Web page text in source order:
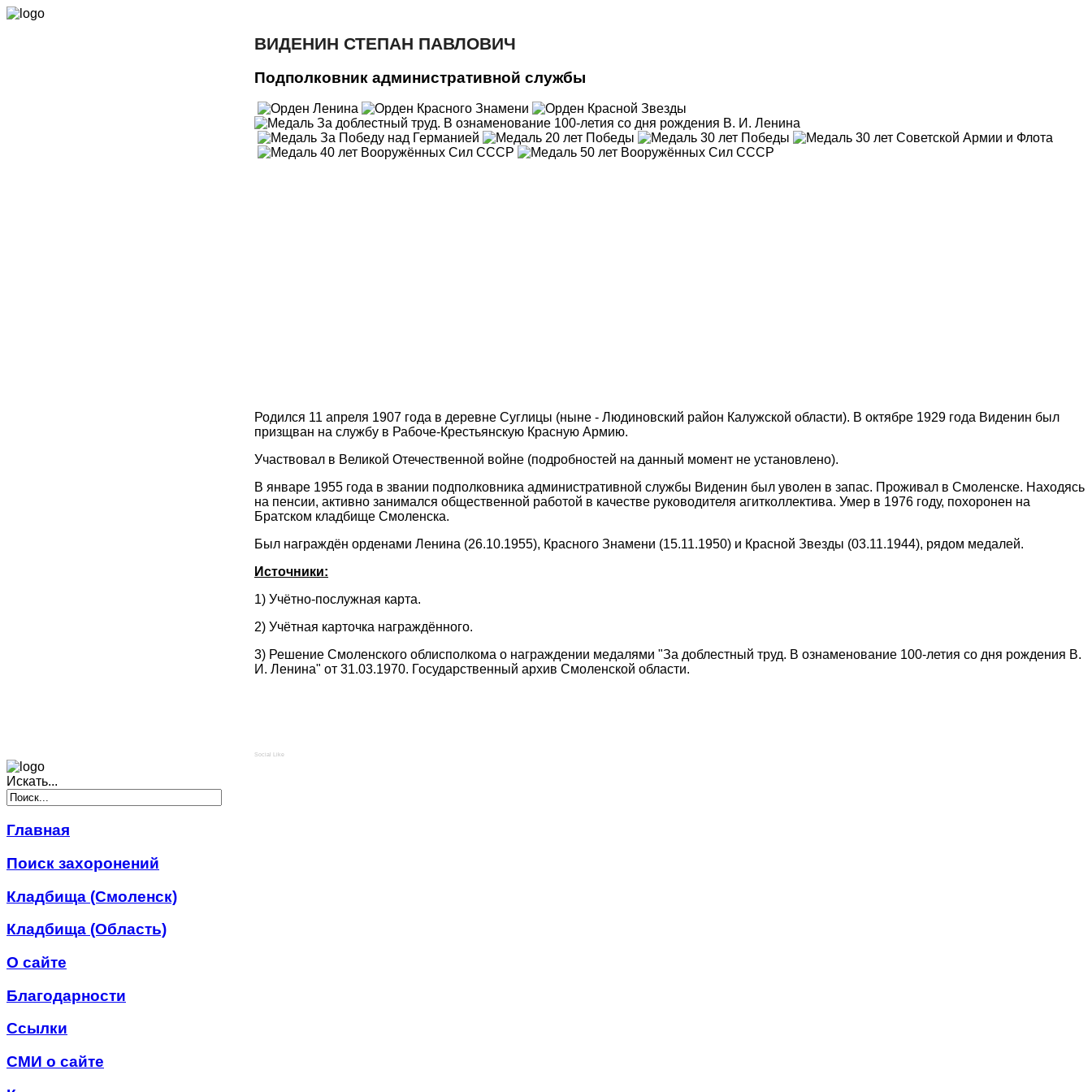
ВИДЕНИН СТЕПАН ПАВЛОВИЧ
Подполковник административной службы
Родился 11 апреля 1907 года в деревне Суглицы (ныне - Людиновский район Калужской области). В октябре 1929 года Виденин был
призщван на службу в Рабоче-Крестьянскую Красную Армию.
Участвовал в Великой Отечественной войне (подробностей на данный момент не установлено).
В январе 1955 года в звании подполковника административной службы Виденин был уволен в запас. Проживал в Смоленске. Находясь
на пенсии, активно занимался общественной работой в качестве руководителя агитколлектива. Умер в 1976 году, похоронен на
Братском кладбище Смоленска.
Был награждён орденами Ленина (26.10.1955), Красного Знамени (15.11.1950) и Красной Звезды (03.11.1944), рядом медалей.
Источники:
1) Учётно-послужная карта.
2) Учётная карточка награждённого.
3) Решение Смоленского облисполкома о награждении медалями "За доблестный труд. В ознаменование 100-летия со дня рождения В.
И. Ленина" от 31.03.1970. Государственный архив Смоленской области.
Social Like
Искать...
Главная
Поиск захоронений
Кладбища (Смоленск)
Кладбища (Область)
О сайте
Благодарности
Ссылки
СМИ о сайте